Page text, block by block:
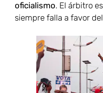
oficialismo. El árbitro
siempre falla a favor